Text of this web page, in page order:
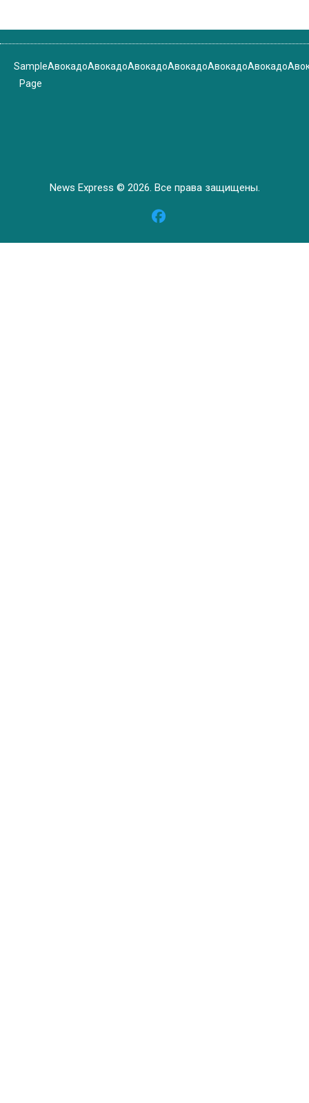
Sample
Page
АвокадоАвокадоАвокадоАвокадоАвокадоАвокадо
News Express © 2026. Все права защищены.